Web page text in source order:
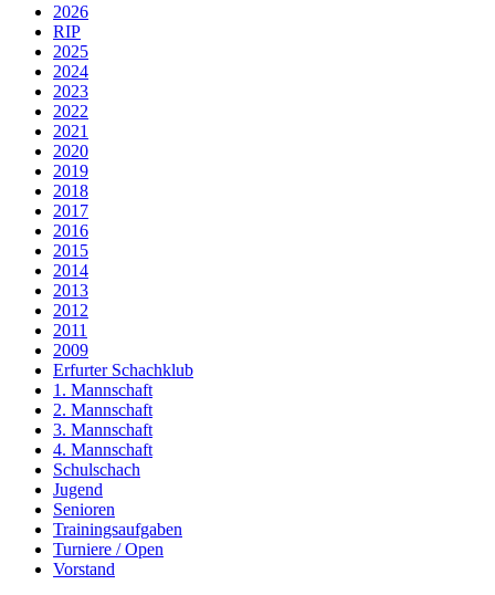
2026
RIP
2025
2024
2023
2022
2021
2020
2019
2018
2017
2016
2015
2014
2013
2012
2011
2009
Erfurter Schachklub
1. Mannschaft
2. Mannschaft
3. Mannschaft
4. Mannschaft
Schulschach
Jugend
Senioren
Trainingsaufgaben
Turniere / Open
Vorstand